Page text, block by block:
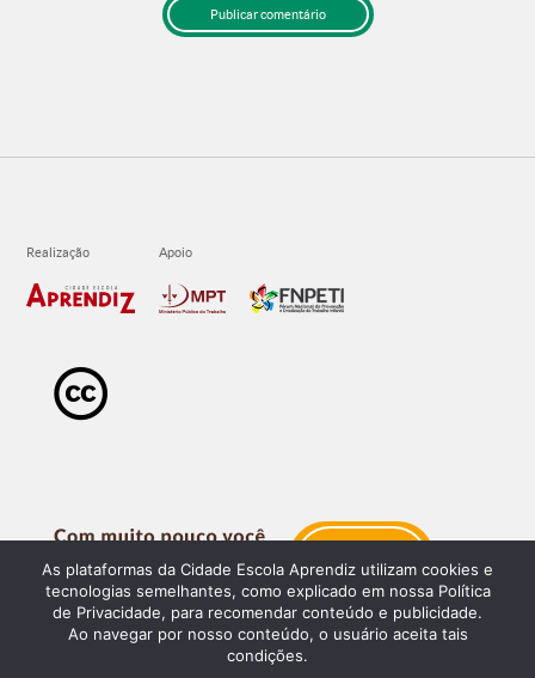
As plataformas da Cidade Escola Aprendiz utilizam cookies e
tecnologias semelhantes, como explicado em nossa Política
de Privacidade, para recomendar conteúdo e publicidade.
Ao navegar por nosso conteúdo, o usuário aceita tais
condições.